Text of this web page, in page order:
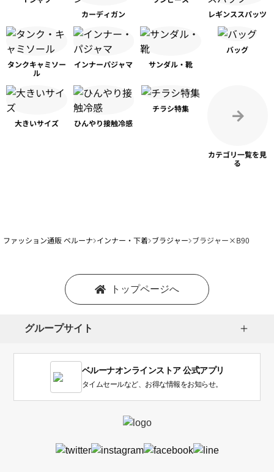
カーディガン
レギンススパッツ
タンクキャミソー
ル
インナーパジャマ サンダル・靴
バッグ
大きいサイズ ひんやり接触冷感
チラシ特集
カテゴリ一覧を見
る
ファッション通販 ベルーナ インナー・下着 ブラジャー ブラジャー×B90
トップページへ
グループサイト
ベルーナオンラインストア 公式アプリ
タイムセールなど、お得な情報をお知らせ。